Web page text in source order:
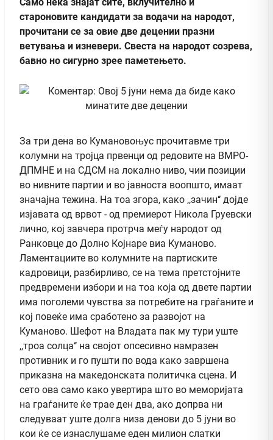
староновите кандидати за водачи на народот,
прочитани се за овие две децении празни
ветувања и изневери. Свеста на народот созрева,
бавно но сигурно зрее паметењето.
За три дена во Кумановоњус прочитавме три
колумни на тројца првенци од редовите на ВМРО-
ДПМНЕ и на СДСМ на локално ниво, чии позиции
во нивните партии и во јавноста воопшто, имаат
значајна тежина. На тоа згора, како ,,зачин‘‘ дојде
изјавата од врвот - од премиерот Никола Груевски
лично, кој завчера протрча меѓу народот од
Ранковце до Долно Којнаре виа Куманово.
Ламентациите во колумните на партиските
кадровици, разбирливо, се на тема претстојните
предвремени избори и на тоа која од двете партии
има поголеми чувства за потребите на граѓаните и
кој повеќе има сработено за развојот на
Куманово. Шефот на Владата пак му тури уште
,,троа солца‘‘ на својот опсесивно намразен
противник и го пушти по вода како завршена
приказна на македонската политичка сцена. И
сето ова само како увертира што во меморијата
на граѓаните ќе трае ден два, ако допрва ни
следуваат уште долга низа денови до 5 јуни во
кои ќе се изнаслушаме еден милион слатки